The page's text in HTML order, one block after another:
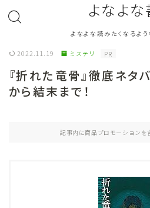
よなよ
よなよな読みたくなるよう
ジャンル Genre
Evaluation
2022.11.19 ミステリ PR
『折れた竜骨』徹底ネタ
から結末まで！
記事内に商品プロモーションを